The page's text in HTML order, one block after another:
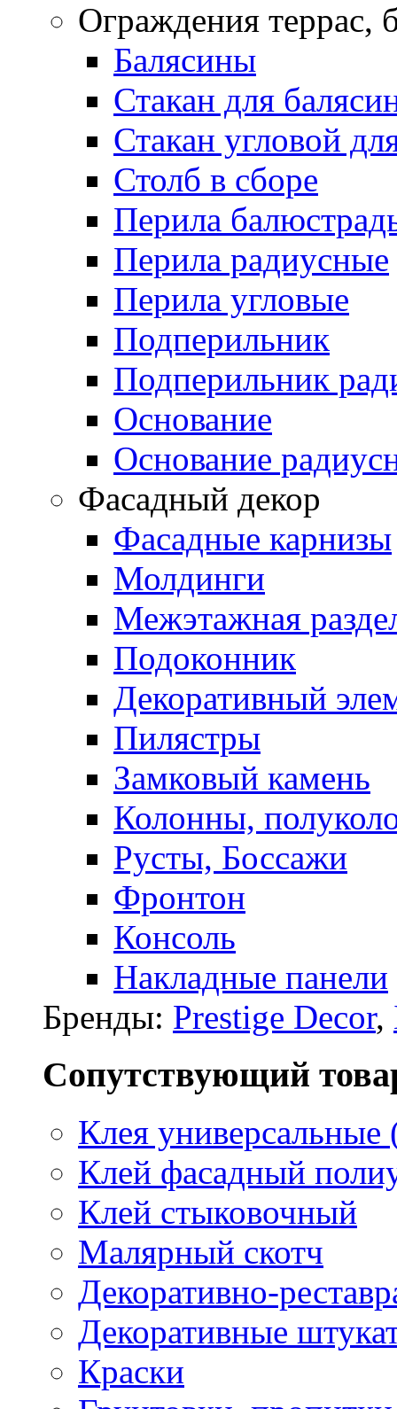
Oграждения террас,
Балясины
Стакан для
Стакан угловой
Столб в сборе
Перила
Перила радиусные
Перила угловые
Подперильник
Подперильник
Основание
Основание
Фасадный декор
Фасадные карнизы
Молдинги
Межэтажная
Подоконник
Декоративный
Пилястры
Замковый камень
Колонны,
Русты, Боссажи
Фронтон
Консоль
Накладные панели
Бренды: Prestige Decor,
Сопутствующий
Клея универсальные
Клей фасадный
Клей стыковочный
Малярный скотч
Декоративно-
Декоративные
Краски